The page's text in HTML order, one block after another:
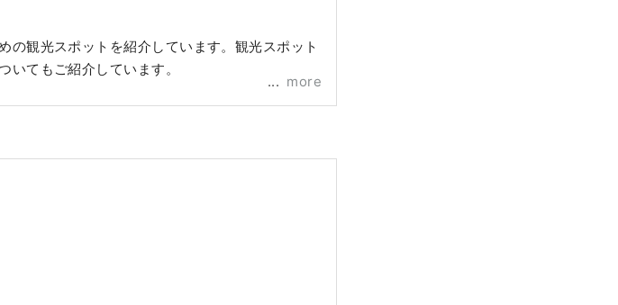
の観光スポットを紹介しています。観光スポット
いてもご紹介しています。
more